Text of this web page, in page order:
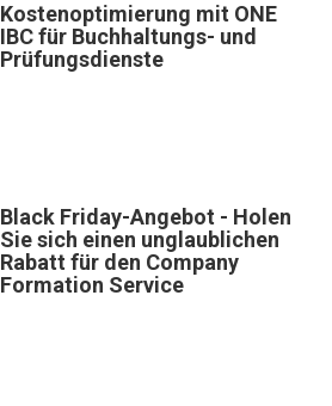
Kostenoptimierung mit ONE
IBC für Buchhaltungs- und
Prüfungsdienste
Black Friday-Angebot - Holen
Sie sich einen unglaublichen
Rabatt für den Company
Formation Service